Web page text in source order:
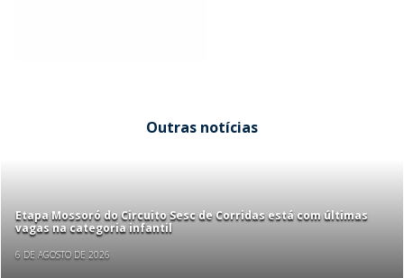
Outras notícias
Etapa Mossoró do Circuito Sesc de Corridas está com últimas
vagas na categoria infantil
6 DE AGOSTO DE 2026